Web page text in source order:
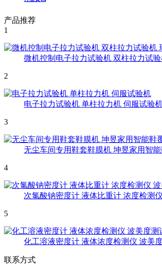
产品推荐
1
微机控制电子拉力试验机 双柱拉力试
2
电子拉力试验机 单柱拉力机 伺服试验
3
无尘车间专用鞋套鞋膜机 坤昱家用智
4
次氯酸钠密度计 液体比重计 浓度检测
5
化工溶液密度计 液体浓度检测仪 波美
联系方式